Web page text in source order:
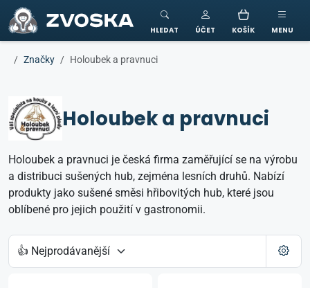
ZVOSKA
HLEDAT ÚČET KOŠÍK MENU
Značky Holoubek a pravnuci
Holoubek a pravnuci
Holoubek a pravnuci je česká firma zaměřující se na výrobu
a distribuci sušených hub, zejména lesních druhů. Nabízí
produkty jako sušené směsi hřibovitých hub, které jsou
oblíbené pro jejich použití v gastronomii.